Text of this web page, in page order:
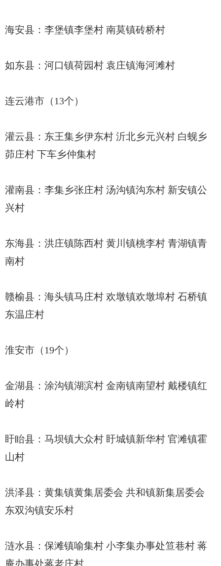
海安县：李堡镇李堡村 南莫镇砖桥村
如东县：河口镇荷园村 袁庄镇海河滩村
连云港市（13个）
灌云县：东王集乡伊东村 沂北乡元兴村 白蚬乡
茆庄村 下车乡仲集村
灌南县：李集乡张庄村 汤沟镇沟东村 新安镇公
兴村
东海县：洪庄镇陈西村 黄川镇桃李村 青湖镇青
南村
赣榆县：海头镇马庄村 欢墩镇欢墩埠村 石桥镇
东温庄村
淮安市（19个）
金湖县：涂沟镇湖滨村 金南镇南望村 戴楼镇红
岭村
盱眙县：马坝镇大众村 盱城镇新华村 官滩镇霍
山村
洪泽县：黄集镇黄集居委会 共和镇新集居委会
东双沟镇安乐村
涟水县：保滩镇喻集村 小李集办事处笪巷村 蒋
庵办事处蒋老庄村